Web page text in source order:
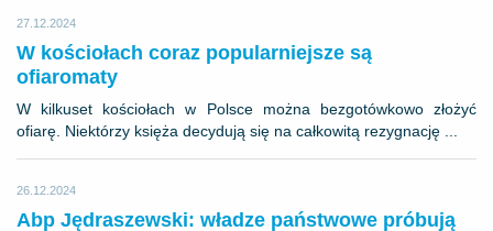
27.12.2024
W kościołach coraz popularniejsze są
ofiaromaty
W kilkuset kościołach w Polsce można bezgotówkowo złożyć
ofiarę. Niektórzy księża decydują się na całkowitą rezygnację ...
26.12.2024
Abp Jędraszewski: władze państwowe próbują